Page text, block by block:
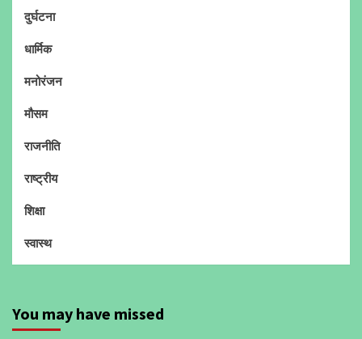
दुर्घटना
धार्मिक
मनोरंजन
मौसम
राजनीति
राष्ट्रीय
शिक्षा
स्वास्थ
You may have missed